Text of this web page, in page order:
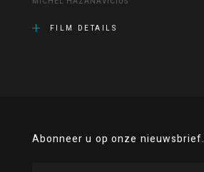
FILM DETAILS
Abonneer u op onze nieuwsbrief.